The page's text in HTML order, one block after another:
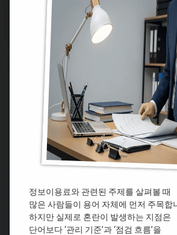
정보이용료와 관련된 주제를 살펴볼 때
많은 사람들이 용어 자체에 먼저 주목합
하지만 실제로 혼란이 발생하는 지점은
단어보다 ‘관리 기준’과 ‘점검 흐름’을